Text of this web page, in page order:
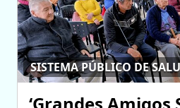
SISTEMA PÚBLICO DE
‘Grandes Amigos